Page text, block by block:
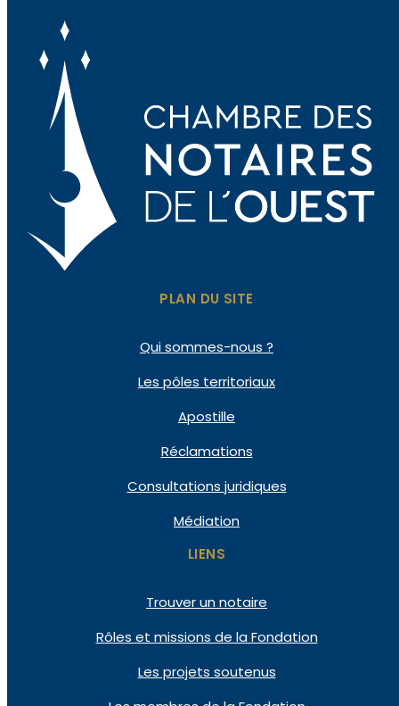
PLAN DU SITE
Quisommes-nous ?
Les pôles territoriaux
Apostille
Réclamations
Consultations juridiques
Médiation
LIENS
Trouver un notaire
Rôles et missions de la Fondation
Les projets soutenus